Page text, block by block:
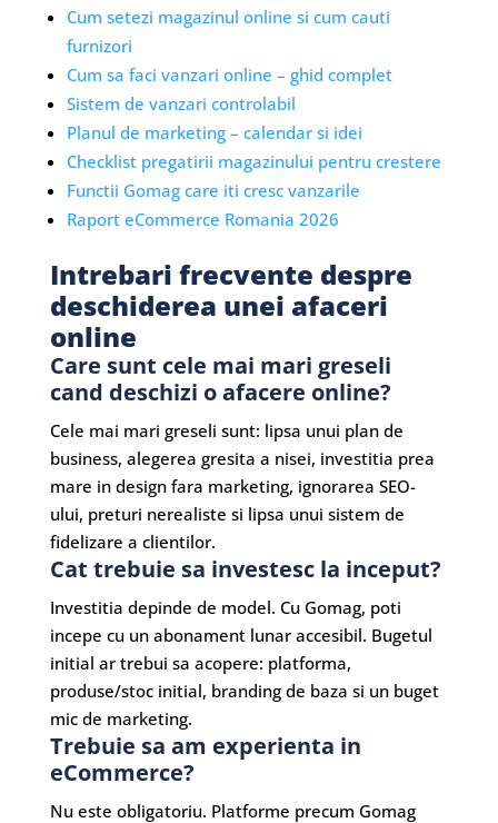
Cum setezi magazinul online si cum cauti
furnizori
Cum sa faci vanzari online – ghid complet
Sistem de vanzari controlabil
Planul de marketing – calendar si idei
Checklist pregatirii magazinului pentru crestere
Functii Gomag care iti cresc vanzarile
Raport eCommerce Romania 2026
Intrebari frecvente despre
deschiderea unei afaceri
online
Care sunt cele mai mari greseli
cand deschizi o afacere online?
Cele mai mari greseli sunt: lipsa unui plan de
business, alegerea gresita a nisei, investitia prea
mare in design fara marketing, ignorarea SEO-
ului, preturi nerealiste si lipsa unui sistem de
fidelizare a clientilor.
Cat trebuie sa investesc la inceput?
Investitia depinde de model. Cu Gomag, poti
incepe cu un abonament lunar accesibil. Bugetul
initial ar trebui sa acopere: platforma,
produse/stoc initial, branding de baza si un buget
mic de marketing.
Trebuie sa am experienta in
eCommerce?
Nu este obligatoriu. Platforme precum Gomag